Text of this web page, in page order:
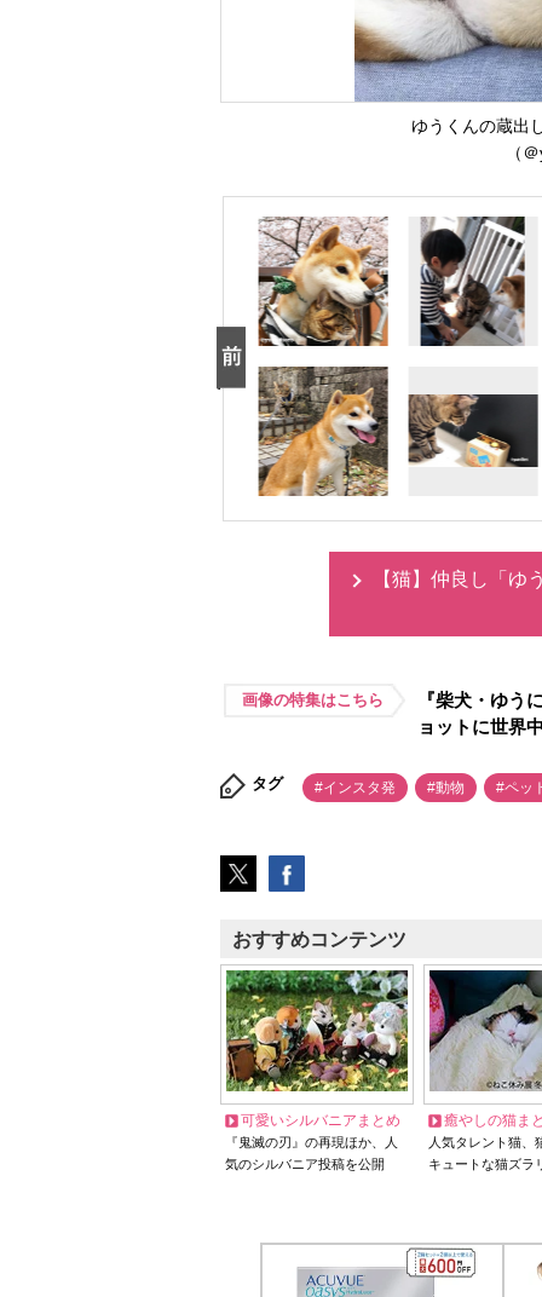
ゆうくんの蔵出
（
【猫】仲良し「ゆ
画像の特集はこちら
『柴犬・ゆう
ョットに世界
タグ #インスタ発 #動物 #ペッ
おすすめコンテンツ
可愛いシルバニアまとめ
『鬼滅の刃』の再現ほか、人
気のシルバニア投稿を公開
癒やしの猫ま
人気タレント猫
キュートな猫ズラ